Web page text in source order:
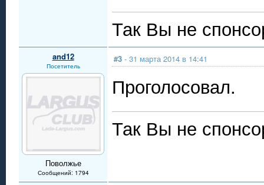
Так Вы не
and12
Посетитель
Поволжье
Сообщений: 1794
#3 - 31 марта 2014 в 14:41
Проголосовал.
Так Вы не